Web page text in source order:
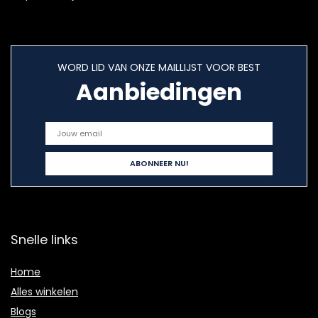
WORD LID VAN ONZE MAILLIJST VOOR BEST
Aanbiedingen
Snelle links
Home
Alles winkelen
Blogs